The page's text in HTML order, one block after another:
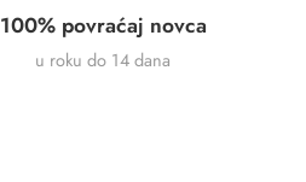
100% povraćaj novca
u roku do 14 dana